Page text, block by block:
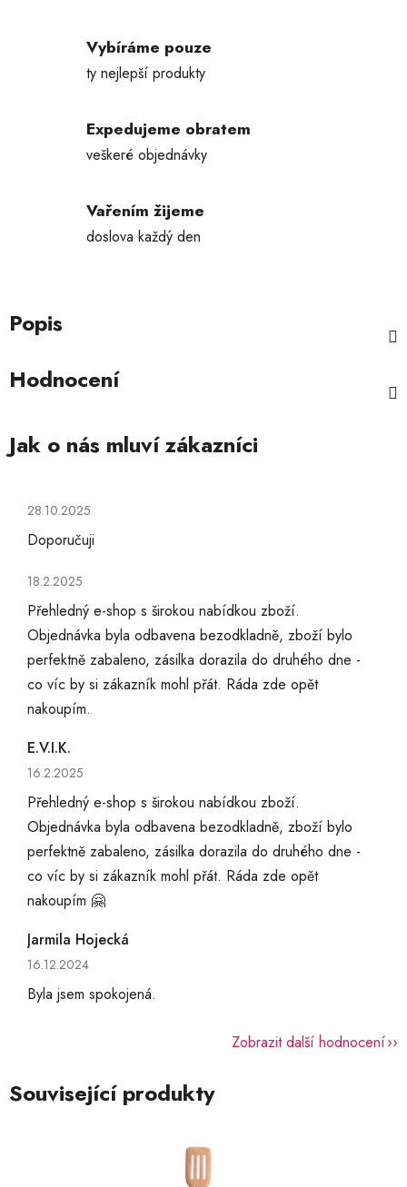
Vybíráme pouze
ty nejlepší produkty
Expedujeme obratem
veškeré objednávky
Vařením žijeme
doslova každý den
Popis
Hodnocení
Hodnocení obchodu je 5 z 5 hvězdiček.
28.10.2025
Doporučuji
Hodnocení obchodu je 5 z 5 hvězdiček.
18.2.2025
Přehledný e-shop s širokou nabídkou zboží.
Objednávka byla odbavena bezodkladně, zboží bylo
perfektně zabaleno, zásilka dorazila do druhého dne -
co víc by si zákazník mohl přát. Ráda zde opět
nakoupím.
E.V.I.K.
Hodnocení obchodu je 5 z 5 hvězdiček.
16.2.2025
Přehledný e-shop s širokou nabídkou zboží.
Objednávka byla odbavena bezodkladně, zboží bylo
perfektně zabaleno, zásilka dorazila do druhého dne -
co víc by si zákazník mohl přát. Ráda zde opět
nakoupím 🤗
Jarmila Hojecká
Hodnocení obchodu je 5 z 5 hvězdiček.
16.12.2024
Byla jsem spokojená.
Zobrazit další hodnocení
Související produkty